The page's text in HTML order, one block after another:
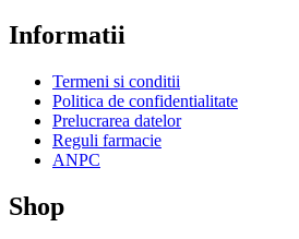
Informatii
Termeni si conditii
Politica de confidentialitate
Prelucrarea datelor
Reguli farmacie
ANPC
Shop